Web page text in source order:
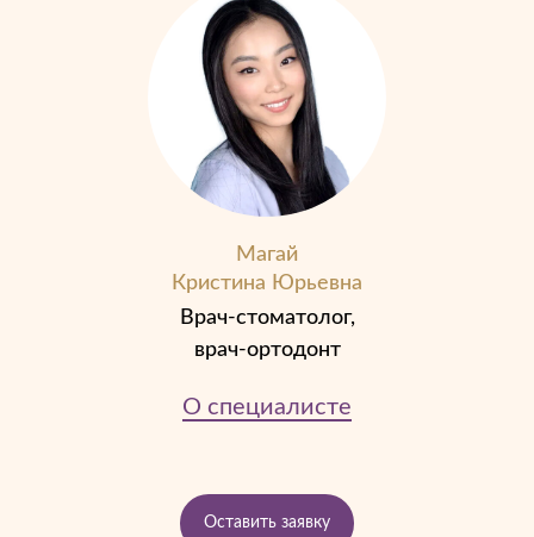
Магай
Кристина Юрьевна
Врач-стоматолог,
врач-ортодонт
О специалисте
Оставить заявку